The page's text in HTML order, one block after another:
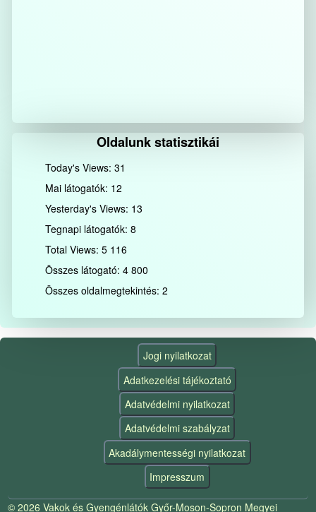
Oldalunk statisztikái
Today's Views:31
Mai látogatók: 12
Yesterday's Views: 13
Tegnapi látogatók:8
Total Views:5 116
Összes látogató:4 800
Összes oldalmegtekintés:2
Jogi nyilatkozat
Adatkezelési tájékoztató
Adatvédelmi nyilatkozat
Adatvédelmi szabályzat
Akadálymentességi nyilatkozat
Impresszum
© 2026 Vakok és Gyengénlátók Győr-Moson-Sopron Megyei